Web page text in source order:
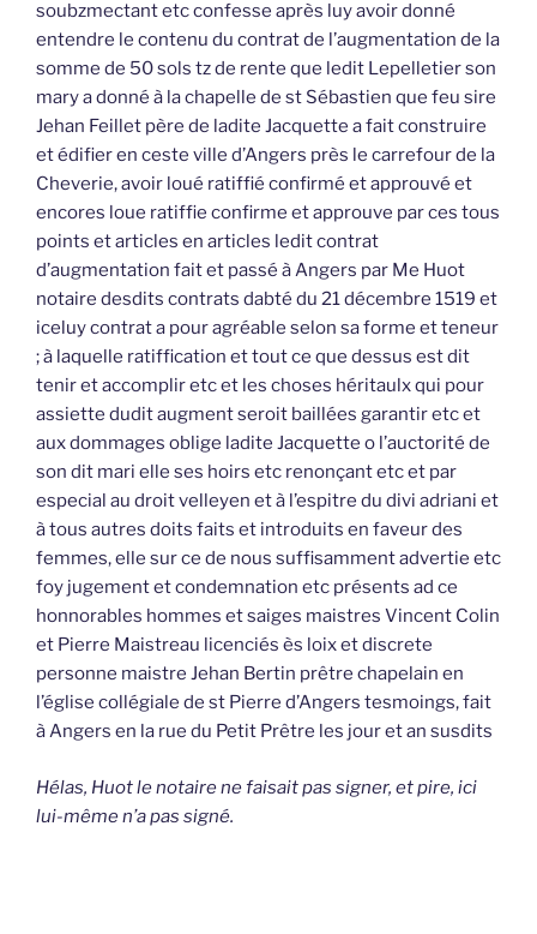
soubzmectant etc confesse après luy avoir donné
entendre le contenu du contrat de l’augmentation de la
somme de 50 sols tz de rente que ledit Lepelletier son
mary a donné à la chapelle de st Sébastien que feu sire
Jehan Feillet père de ladite Jacquette a fait construire
et édifier en ceste ville d’Angers près le carrefour de la
Cheverie, avoir loué ratiffié confirmé et approuvé et
encores loue ratiffie confirme et approuve par ces tous
points et articles en articles ledit contrat
d’augmentation fait et passé à Angers par Me Huot
notaire desdits contrats dabté du 21 décembre 1519 et
iceluy contrat a pour agréable selon sa forme et teneur
; à laquelle ratiffication et tout ce que dessus est dit
tenir et accomplir etc et les choses héritaulx qui pour
assiette dudit augment seroit baillées garantir etc et
aux dommages oblige ladite Jacquette o l’auctorité de
son dit mari elle ses hoirs etc renonçant etc et par
especial au droit velleyen et à l’espitre du divi adriani et
à tous autres doits faits et introduits en faveur des
femmes, elle sur ce de nous suffisamment advertie etc
foy jugement et condemnation etc présents ad ce
honnorables hommes et saiges maistres Vincent Colin
et Pierre Maistreau licenciés ès loix et discrete
personne maistre Jehan Bertin prêtre chapelain en
l’église collégiale de st Pierre d’Angers tesmoings, fait
à Angers en la rue du Petit Prêtre les jour et an susdits
Hélas, Huot le notaire ne faisait pas signer, et pire, ici
lui-même n’a pas signé.